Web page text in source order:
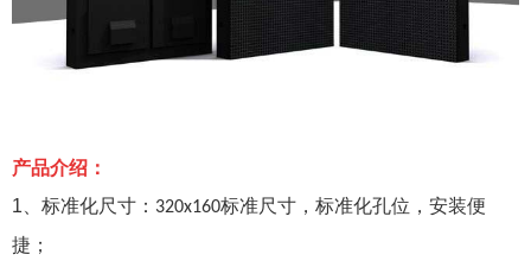
产品介绍：
1 、标准化尺寸： 320x160标准尺寸，标准化孔位，安装便
捷；